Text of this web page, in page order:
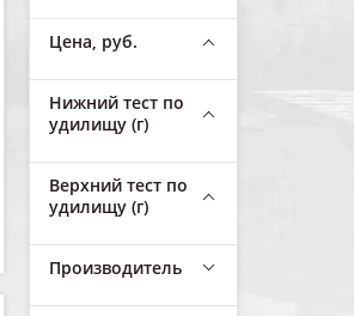
Цена, руб.
Нижний тест по
удилищу (г)
Верхний тест по
удилищу (г)
Производитель